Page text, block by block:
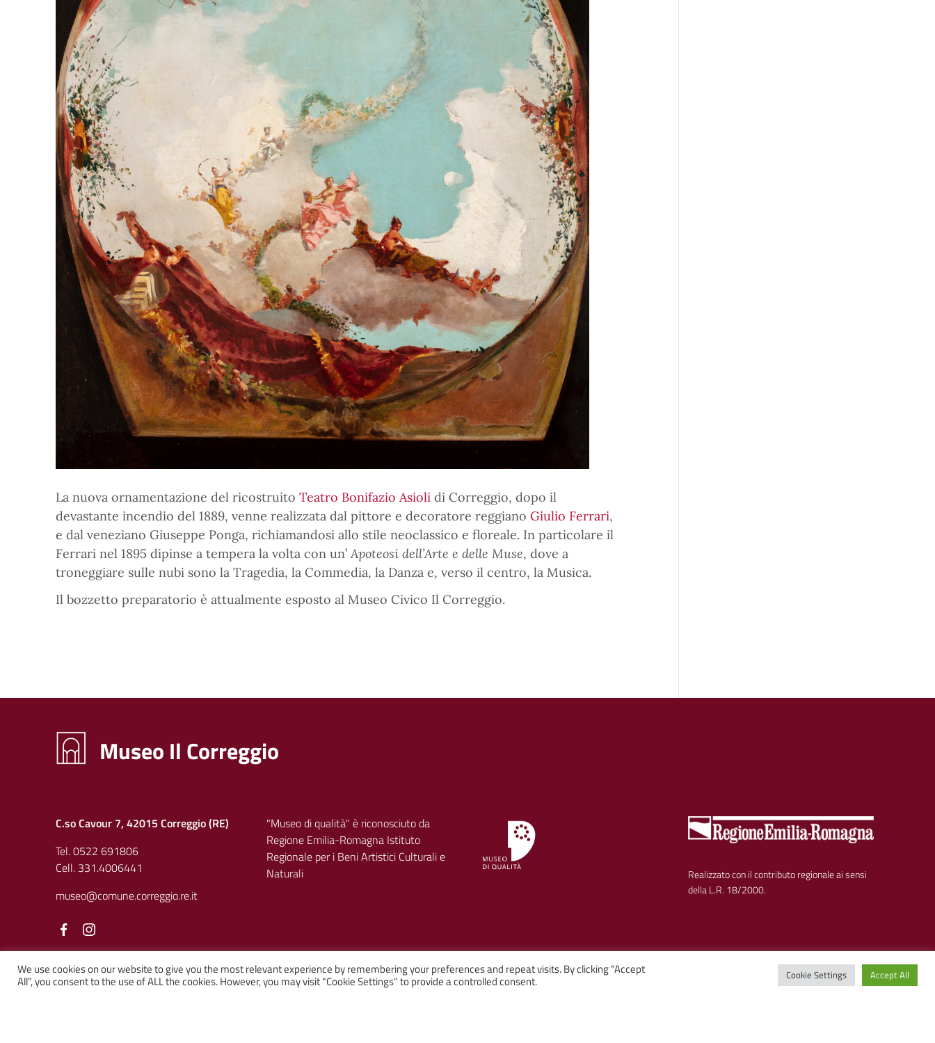
La nuova ornamentazione del ricostruito Teatro Bonifazio Asioli di Correggio, dopo il
devastante incendio del 1889, venne realizzata dal pittore e decoratore reggiano Giulio Ferrari,
e dal veneziano Giuseppe Ponga, richiamandosi allo stile neoclassico e floreale. In particolare il
Ferrari nel 1895 dipinse a tempera la volta con un’Apoteosi dell’Arte e delle Muse, dove a
troneggiare sulle nubi sono la Tragedia, la Commedia, la Danza e, verso il centro, la Musica.
Il bozzetto preparatorio è attualmente esposto al Museo Civico Il Correggio.
Museo Il Correggio
C.so Cavour 7, 42015 Correggio (RE)
Tel. 0522 691806
Cell. 331.4006441
museo@comune.correggio.re.it
Facebook
"Museo di qualità" è riconosciuto da
Regione Emilia-Romagna Istituto
Regionale per i Beni Artistici Culturali e
Naturali
Realizzato con il contributo regionale ai sensi
della L.R. 18/2000.
We use cookies on our website to give you the most relevant experience by remembering your preferences and repeat visits. By clicking “Accept
All”, you consent to the use of ALL the cookies. However, you may visit "Cookie Settings" to provide a controlled consent. Cookie Settings Accept All